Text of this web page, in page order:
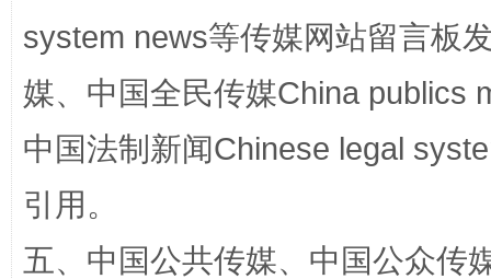
国家大学科技园优化重塑工作
system news等传媒网站留言板
媒、中国全民传媒China publics
中国法制新闻Chinese legal
引用。
五、中国公共传媒、中国公众传